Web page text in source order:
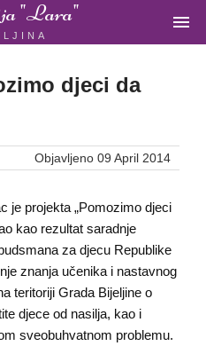
"Lara" 
djeci da
Objavljeno 09 April 2014
je projekta „Pomozimo djeci
kao rezultat saradnje
za djecu Republike
znanja učenika i nastavnog
teritoriji Grada Bijeljine o
djece od nasilja, kao i
sveobuhvatnom problemu.